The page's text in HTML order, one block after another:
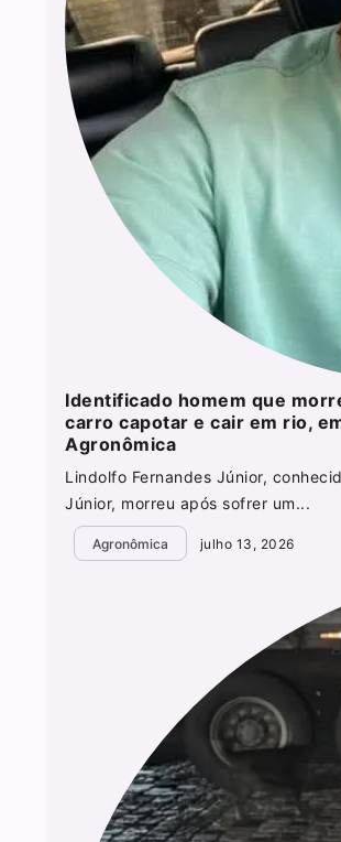
Identificado homem que
carro capotar e cair em rio,
Agronômica
Lindolfo Fernandes Júnior,
Júnior, morreu após sofrer um...
Agronômica julho 13, 2026